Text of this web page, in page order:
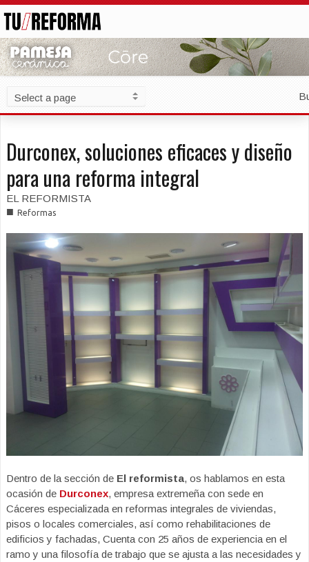
Durconex, soluciones eficaces y diseño
para una reforma integral
EL REFORMISTA
■ Reformas
Dentro de la sección de El reformista, os hablamos en esta
ocasión de Durconex, empresa extremeña con sede en
Cáceres especializada en reformas integrales de viviendas,
pisos o locales comerciales, así como rehabilitaciones de
edificios y fachadas, Cuenta con 25 años de experiencia en el
ramo y una filosofía de trabajo que se ajusta a las necesidades y